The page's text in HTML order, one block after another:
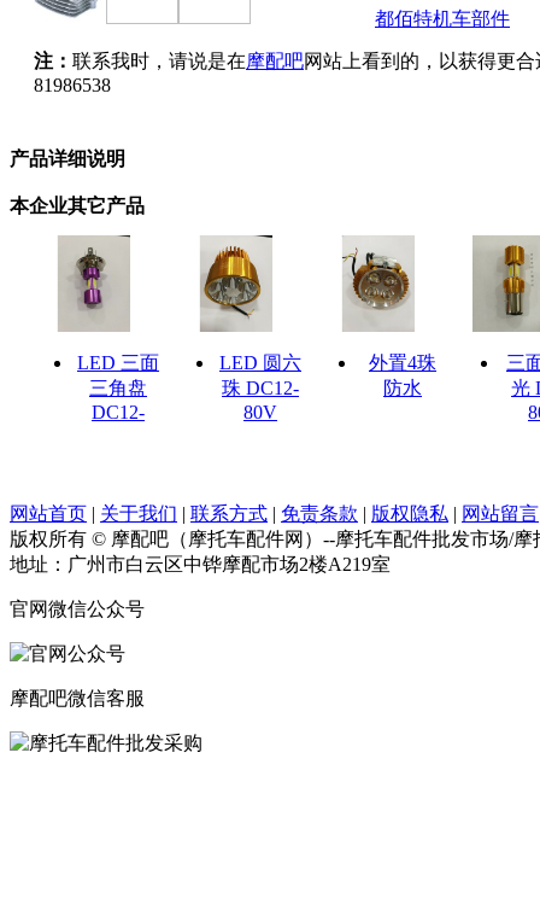
都佰特机车部件
注： 联系我时，请说是在摩配吧网站上看到的，以获得更
81986538
产品详细说明
本企业其它产品
LED 三面
三角盘
DC12-
LED 圆六
珠 DC12-
80V
外置4珠
防水
三
光
网站首页 | 关于我们 | 联系方式 | 免责条款 | 版权隐私 | 网站留言
版权所有 © 摩配吧（摩托车配件网）--摩托车配件批发市场/摩
地址：广州市白云区中铧摩配市场2楼A219室
官网微信公众号
摩配吧微信客服